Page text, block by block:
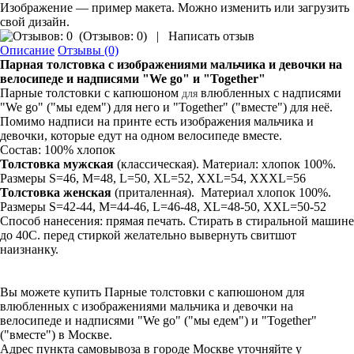
Изображение — пример макета. Можно изменить или загрузить
свой дизайн.
(Отзывов: 0) |
Написать отзыв
Описание Отзывы (0)
Парная толстовка с изображениями мальчика и девочки на
велосипеде и надписями "We go" и "Together"
Парные толстовки с капюшоном для влюбленных с надписями
"We go" ("мы едем") для него и "Together" ("вместе") для неё.
Помимо надписи на принте есть изображения мальчика и
девочки, которые едут на одном велосипеде вместе.
Состав: 100% хлопок
Толстовка мужская (классическая). Материал: хлопок 100%.
Размеры S=46, M=48, L=50, XL=52, XXL=54, XXXL=56
Толстовка женская (приталенная). Материал хлопок 100%.
Размеры S=42-44, M=44-46, L=46-48, XL=48-50, XXL=50-52
Способ нанесения: прямая печать. Стирать в стиральной машине
до 40С. перед стиркой желательно вывернуть свитшот
наизнанку.
Вы можете купить Парные толстовки с капюшоном для
влюбленных с изображениями мальчика и девочки на
велосипеде и надписями "We go" ("мы едем") и "Together"
("вместе") в Москве.
Адрес пункта самовывоза в городе Москве уточняйте у